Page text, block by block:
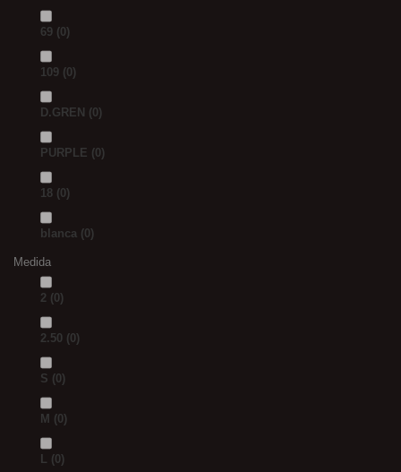
69 (0)
109 (0)
D.GREN (0)
PURPLE (0)
18 (0)
blanca (0)
Medida
2 (0)
2.50 (0)
S (0)
M (0)
L (0)